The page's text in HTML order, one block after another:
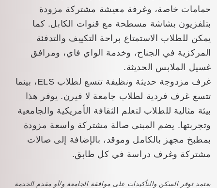
حمامات خاصة، وغرفة معيشة مشتركة مزودة
بتلفزيون بشاشة مسطحة مع قنوات الكابل. كما
يمكن للطلاب الاستمتاع براحة التكييف والتدفئة
المركزية في الجناح، وخدمة الواي فاي، ومرافق
غسيل الملابس الحديثة.
غرف مزدوجة حديثة ونظيفة تتسع لطلاب ELS، بينما
تتسع غرف فردية لطلاب جامعة لا فيرن. يوفر هذا
بيئة مثالية للطلاب لتعلم الثقافة الأمريكية والجامعية
وتجربتها. يضم المبنى صالة مشتركة واسعة مزودة
بمطبخ مجهز بالكامل وموقد، بالإضافة إلى صالات
مشتركة وغرف دراسة في كل طابق.
يعتمد توفر السكن والتأكيدات على موافقة الجامعة و/أو مقدم الخدمة